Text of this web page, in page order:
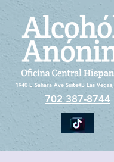
1940 E Sahara Ave Suite#B Las
702 387-8744